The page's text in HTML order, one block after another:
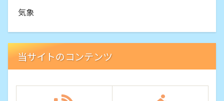
気象
当サイトのコンテンツ